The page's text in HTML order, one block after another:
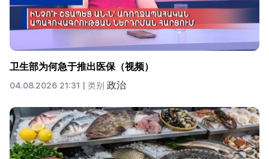
卫生部为何急于推出医保（视频）
04.08.2026 21:31 | 类别 政治